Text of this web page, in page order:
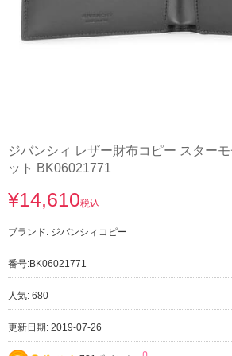
ジバンシィ レザー財布コピー スター
ット BK06021771
¥14,610税込
ブランド: ジバンシィコピー
番号:BK06021771
人気: 680
更新日期: 2019-07-26